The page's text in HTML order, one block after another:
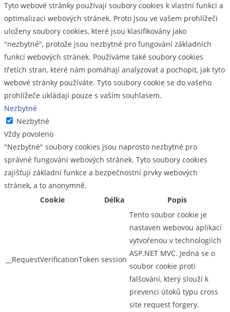
Tyto webové stránky používají soubory cookies k vlastní funkci a
optimalizaci webových stránek. Proto jsou ve vašem prohlížeči
uloženy soubory cookies, které jsou klasifikovány jako
"nezbytné", protože jsou nezbytné pro fungování základních
funkcí webových stránek. Používáme také soubory cookies
třetích stran, které nám pomáhají analyzovat a pochopit, jak tyto
webové stránky používáte. Tyto soubory cookie se do vašeho
prohlížeče ukládají pouze s vaším souhlasem.
Nezbytné
Nezbytné
Vždy povoleno
"Nezbytné" soubory cookies jsou naprosto nezbytné pro
správné fungování webových stránek. Tyto soubory cookies
zajišťují základní funkce a bezpečnostní prvky webových
stránek, a to anonymně.
Cookie
Délka Popis
__RequestVerificationToken session
Tento soubor cookie je
nastaven webovou aplikací
vytvořenou v technologiích
ASP.NET MVC. Jedná se o
soubor cookie proti
falšování, který slouží k
prevenci útoků typu cross
site request forgery.